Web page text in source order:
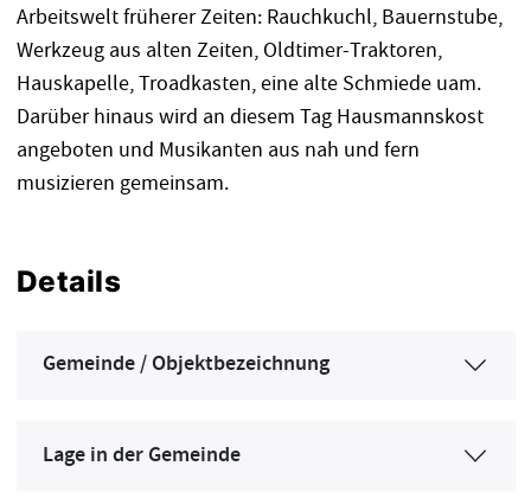
Arbeitswelt früherer Zeiten: Rauchkuchl, Bauernstube,
Werkzeug aus alten Zeiten, Oldtimer-Traktoren,
Hauskapelle, Troadkasten, eine alte Schmiede uam.
Darüber hinaus wird an diesem Tag Hausmannskost
angeboten und Musikanten aus nah und fern
musizieren gemeinsam.
Details
Gemeinde / Objektbezeichnung
Lage in der Gemeinde